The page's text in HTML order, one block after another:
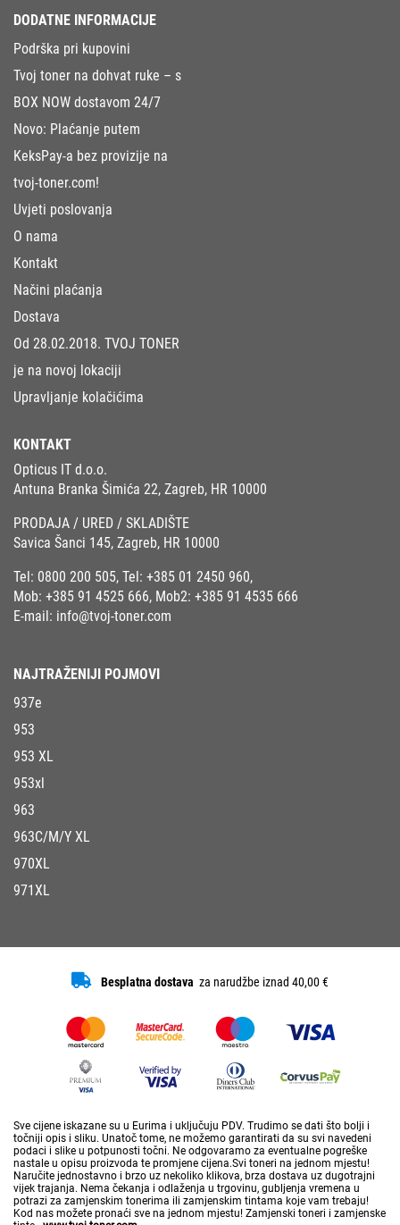
DODATNE INFORMACIJE
Podrška pri kupovini
Tvoj toner na dohvat ruke – s
BOX NOW dostavom 24/7
Novo: Plaćanje putem
KeksPay-a bez provizije na
tvoj-toner.com!
Uvjeti poslovanja
O nama
Kontakt
Načini plaćanja
Dostava
Od 28.02.2018. TVOJ TONER
je na novoj lokaciji
Upravljanje kolačićima
KONTAKT
Opticus IT d.o.o.
Antuna Branka Šimića 22, Zagreb, HR 10000
PRODAJA / URED / SKLADIŠTE
Savica Šanci 145, Zagreb, HR 10000
Tel: 0800 200 505, Tel: +385 01 2450 960,
Mob: +385 91 4525 666, Mob2: +385 91 4535 666
E-mail: info@tvoj-toner.com
NAJTRAŽENIJI POJMOVI
937e
953
953 XL
953xl
963
963C/M/Y XL
970XL
971XL
Besplatna dostava za narudžbe iznad 40,00 €
Sve cijene iskazane su u Eurima i uključuju PDV. Trudimo se dati što bolji i
točniji opis i sliku. Unatoč tome, ne možemo garantirati da su svi navedeni
podaci i slike u potpunosti točni. Ne odgovaramo za eventualne pogreške
nastale u opisu proizvoda te promjene cijena.Svi toneri na jednom mjestu!
Naručite jednostavno i brzo uz nekoliko klikova, brza dostava uz dugotrajni
vijek trajanja. Nema čekanja i odlaženja u trgovinu, gubljenja vremena u
potrazi za zamjenskim tonerima ili zamjenskim tintama koje vam trebaju!
Kod nas možete pronaći sve na jednom mjestu! Zamjenski toneri i zamjenske